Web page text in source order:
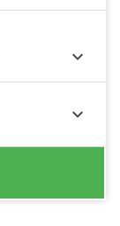
keyboard_arrow_down
keyboard_arrow_down